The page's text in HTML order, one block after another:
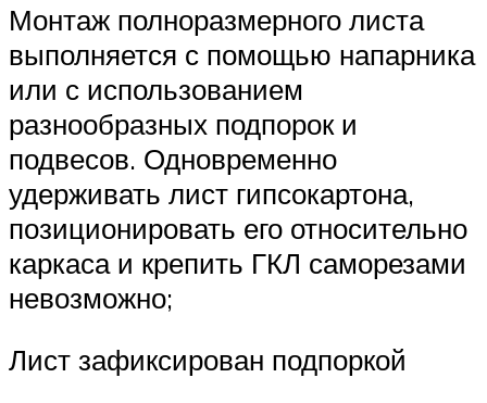
Монтаж полноразмерного листа
выполняется с помощью напарника
или с использованием
разнообразных подпорок и
подвесов. Одновременно
удерживать лист гипсокартона,
позиционировать его относительно
каркаса и крепить ГКЛ саморезами
невозможно;
Лист зафиксирован подпоркой